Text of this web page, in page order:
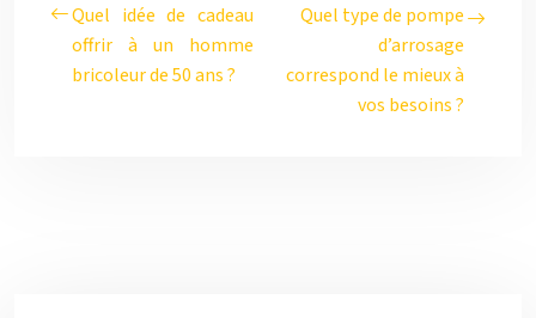
Quel idée de cadeau
offrir à un homme
bricoleur de 50 ans ?
Quel type de pompe
d’arrosage
correspond le mieux à
vos besoins ?